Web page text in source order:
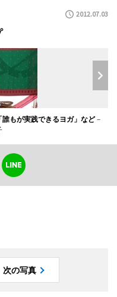
2012.07.03
もが実践できるヨガ」など－
次の写真